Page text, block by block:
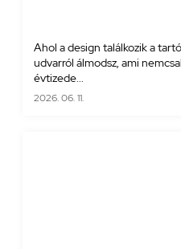
Ahol a design találkozik a
udvarról álmodsz, ami
évtizede...
2026. 06. 11.